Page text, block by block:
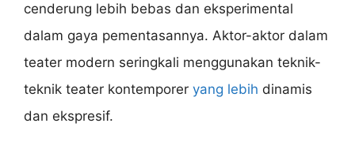
cenderung lebih bebas dan eksperimental
dalam gaya pementasannya. Aktor-aktor dalam
teater modern seringkali menggunakan teknik-
teknik teater kontemporer yang lebih dinamis
dan ekspresif.